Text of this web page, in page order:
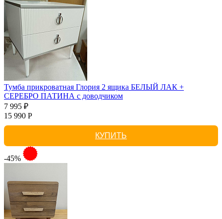
Тумба прикроватная Глория 2 ящика БЕЛЫЙ ЛАК +
СЕРЕБРО ПАТИНА с доводчиком
7 995 ₽
15 990 Р
КУПИТЬ
-45%